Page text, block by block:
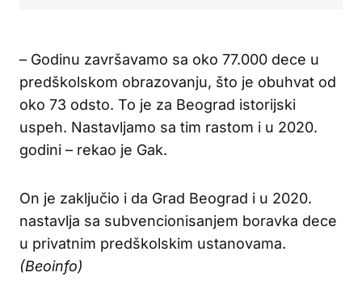
– Godinu završavamo sa oko 77.000 dece u
predškolskom obrazovanju, što je obuhvat od
oko 73 odsto. To je za Beograd istorijski
uspeh. Nastavljamo sa tim rastom i u 2020.
godini – rekao je Gak.
On je zaključio i da Grad Beograd i u 2020.
nastavlja sa subvencionisanjem boravka dece
u privatnim predškolskim ustanovama.
(Beoinfo)